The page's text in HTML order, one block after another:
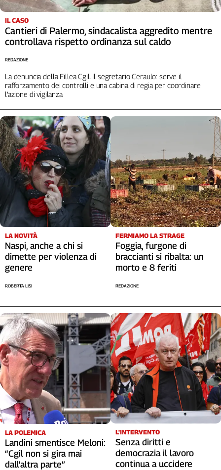
IL CASO
Cantieri di Palermo, sindacalista aggredito mentre
controllava rispetto ordinanza sul caldo
La denuncia della Fillea Cgil. Il segretario Ceraulo: serve il
rafforzamento dei controlli e una cabina di regia per coordinare
l’azione di vigilanza
REDAZIONE
LA NOVITÀ
Naspi, anche a chi si
dimette per violenza di
genere
ROBERTA LISI
FERMIAMO LA STRAGE
Foggia, furgone di
braccianti si ribalta: un
morto e 8 feriti
REDAZIONE
LA POLEMICA
Landini smentisce Meloni:
“Cgil non si gira mai
dall'altra parte”
L'INTERVENTO
Senza diritti e
democrazia il lavoro
continua a uccidere